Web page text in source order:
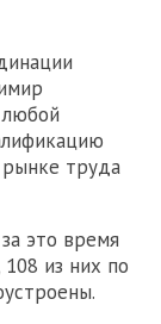
труда
это время
из них по